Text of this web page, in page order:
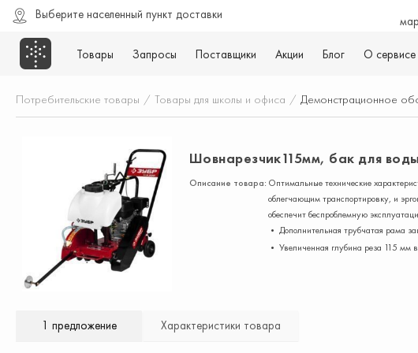
Выберите населенный пункт доставки
Товары Запросы Поставщики Акции Блог О сервисе
Потребительские товары / Товары для школы и офиса / Демонстрационное
Шовнарезчик115мм, бак для
Описание товара: Оптимальные технические
облегчающим транспортировку, и
обеспечит беспроблемную
• Дополнительная трубчатая рама
• Увеличенная глубина реза 115 мм
1 предложение Характеристики товара